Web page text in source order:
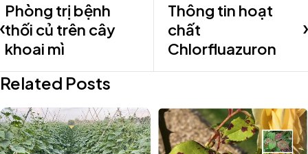
Phòng trị bệnh
thối củ trên cây
khoai mì
Thông tin hoạt
chất
Chlorfluazuron
Related Posts